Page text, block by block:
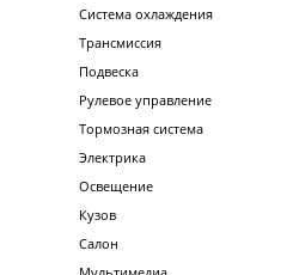
Система охлаждения
Трансмиссия
Подвеска
Рулевое управление
Тормозная система
Электрика
Освещение
Кузов
Салон